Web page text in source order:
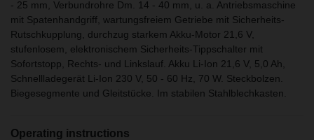
- 25 mm, Verbundrohre Dm. 14 - 40 mm, u. a. Antriebsmaschine
mit Spatenhandgriff, wartungsfreiem Getriebe mit Sicherheits-
Rutschkupplung, durchzug starkem Akku-Motor 21,6 V,
stufenlosem, elektronischem Sicherheits-Tippschalter mit
Sofortstopp, Rechts- und Linkslauf. Akku Li-Ion 21,6 V, 5,0 Ah,
Schnellladegerät Li-Ion 230 V, 50 - 60 Hz, 70 W. Steckbolzen.
Biegesegmente und Gleitstücke. Im stabilen Stahlblechkasten.
Operating instructions